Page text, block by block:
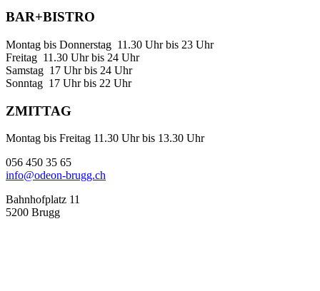
BAR+BISTRO
Montag bis Donnerstag 11.30 Uhr bis 23 Uhr
Freitag 11.30 Uhr bis 24 Uhr
Samstag 17 Uhr bis 24 Uhr
Sonntag 17 Uhr bis 22 Uhr
ZMITTAG
Montag bis Freitag 11.30 Uhr bis 13.30 Uhr
056 450 35 65
info@odeon-brugg.ch
Bahnhofplatz 11
5200 Brugg